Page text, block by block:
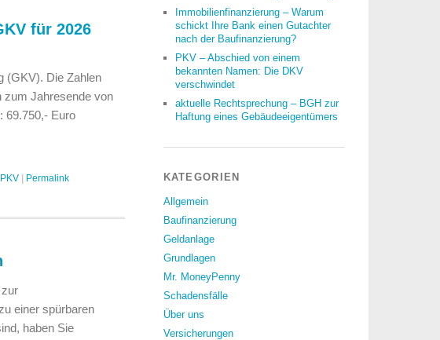
für 2026
(GKV). Die Zahlen
zum Jahresende von
69.750,- Euro
PKV| Permalink
einer spürbaren
haben Sie
Immobilienfinanzierung – Warum
schickt Ihre Bank einen Gutachter
nach der Baufinanzierung?
PKV – Abschied von einem
bekannten Namen: Die DKV
verschwindet
aktuelle Rechtsprechung – BGH zur
Haftung eines Gebäudeeigentümers
KATEGORIEN
Allgemein
Baufinanzierung
Geldanlage
Grundlagen
Mr. MoneyPenny
Schadensfälle
Über uns
Versicherungen